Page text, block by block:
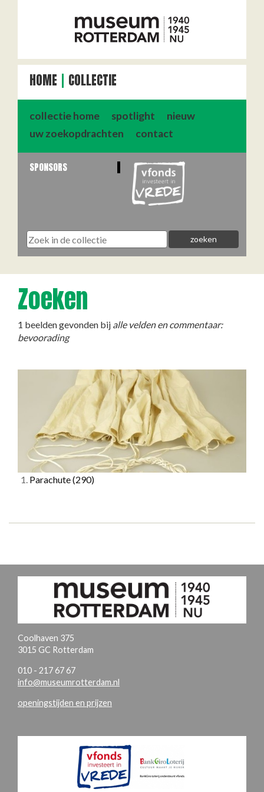
HOME COLLECTIE
collectie home spotlight
nieuw
uw zoekopdrachten
contact
SPONSORS
Zoeken
1 beelden gevonden bij alle velden en commentaar:
bevoorading
1. Parachute(290)
Coolhaven 375
3015 GC Rotterdam
010 - 217 67 67
info@museumrotterdam.nl
openingstijden en prijzen